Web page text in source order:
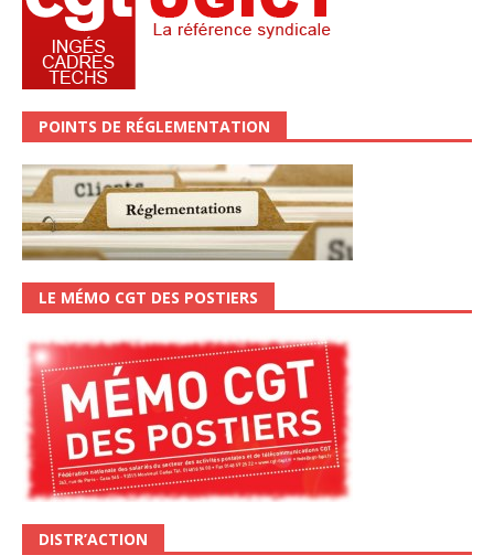
POINTS DE RÉGLEMENTATION
LE MÉMO CGT DES POSTIERS
DISTR’ACTION